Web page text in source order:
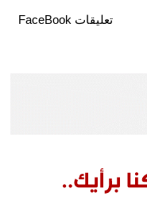
تعليقات FaceBook